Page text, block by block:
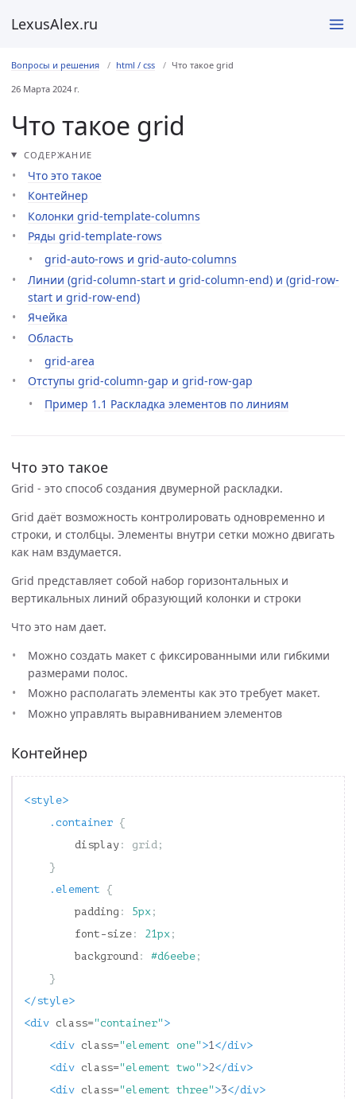
LexusAlex.ru
Вопросы и решения html / css
Что такое grid
26 Марта 2024 г.
Что такое grid
СОДЕРЖАНИЕ
Что это такое
Контейнер
Колонки grid-template-columns
Ряды grid-template-rows
grid-auto-rows и grid-auto-columns
Линии (grid-column-start и grid-column-end) и (grid-row-
start и grid-row-end)
Ячейка
Область
grid-area
Отступы grid-column-gap и grid-row-gap
Пример 1.1 Раскладка элементов по линиям
Что это такое
Grid - это способ создания двумерной раскладки.
Grid даёт возможность контролировать одновременно и
строки, и столбцы. Элементы внутри сетки можно двигать
как нам вздумается.
Grid представляет собой набор горизонтальных и
вертикальных линий образующий колонки и строки
Что это нам дает.
Можно создать макет с фиксированными или гибкими
размерами полос.
Можно располагать элементы как это требует макет.
Можно управлять выравниванием элементов
Контейнер
<style>
.container {
display : grid ;
}
.element
{
padding : 5px ;
font-size : 21px ;
background : #d6eebe ;
}
</style>
<div class="container">
<div class="element one">1 </div>
<div class="element two">2</div>
<div class="element three">3</div>